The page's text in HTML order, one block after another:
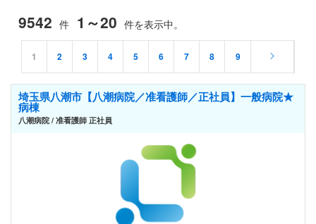
9542 件 1～20 件を表示中。
1 2 3 4 5 6 7 8 9
埼玉県八潮市【八潮病院／准看護師／正社員】一般病院★
病棟
八潮病院 / 准看護師 正社員